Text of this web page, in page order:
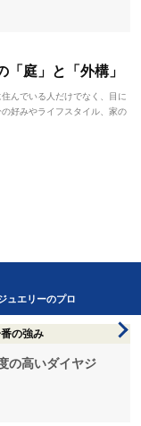
庭」と「外構」
んでいる人だけでなく、目に
好みやライフスタイル、家の
ュエリーのプロ
の強み
の高いダイヤジ